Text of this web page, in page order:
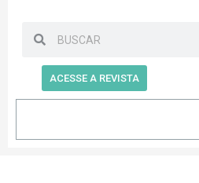
ACESSE A REVISTA